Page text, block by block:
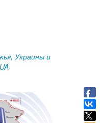
Украины и